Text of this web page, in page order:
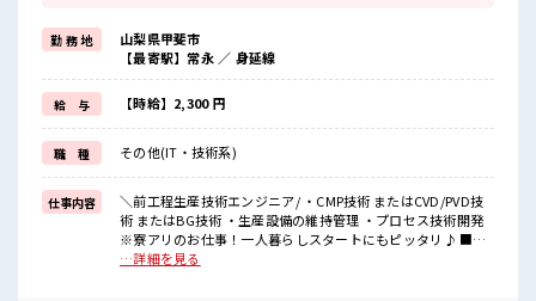
今までと違う場所で働いてみたい方にもオススメ♪
赴任時の交通費も当社が負担するのですぐに始められます！
《経験を活かして収入UP↑↑》
高時給2300円！
経験を活かして働けるのでヤリガイ抜群！
さらにスキルUPしちゃいましょう★
《人気の日勤×土日祝やすみ*》
土日祝休みだから予定がたてやすい！
うれしい大型連休もあり！
プライベートも充実♪
■職場の雰囲気
少人数の職場で働きたい方にオススメ★
勤 務 地
山梨県甲斐市
【最寄駅】常永 ／ 身延線
給 与 【時給】2,300 円
職 種 その他(IT・技術系)
仕事内容
＼前工程生産技術エンジニア/ ・CMP技術 またはCVD/PVD技
術 またはBG技術 ・生産設備の維持管理 ・プロセス技術開発
※寮アリのお仕事！一人暮らしスタートにもピッタリ♪ ■お
仕事PR 《寮があるオシゴト*》 家電付きのワンルーム寮が0
…詳細を見る